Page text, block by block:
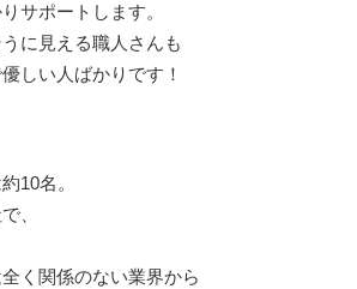
サポートします。
に見える職人さんも
しい人ばかりです！
10名。
、
く関係のない業界から